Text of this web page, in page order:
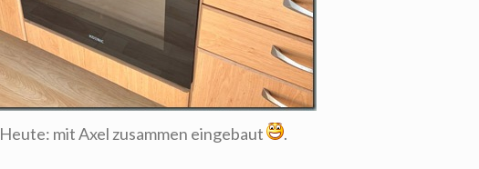
Heute: mit Axel zusammen eingebaut .